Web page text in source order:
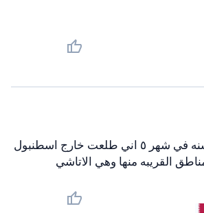
جدولي كان هذي السنه في شهر ٥ اني طلعت خارج اسطنبول
القريبه منها وهي الاتاشي